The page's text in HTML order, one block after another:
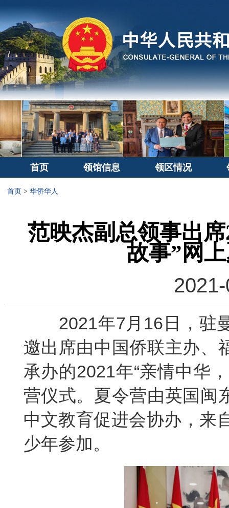
首页 领馆信息 领区情况
首页 > 华侨华人
范映杰副总领事出
故事”网
2021年7月 16 日，驻
邀出席由中国侨联主办、
承办的2021年“亲情中华
营仪式。夏令营由英国闽
中文教育促进会协办，来
少年参加。